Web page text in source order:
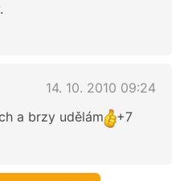
14. 10. 2010 09:24
a brzy udělám
+7